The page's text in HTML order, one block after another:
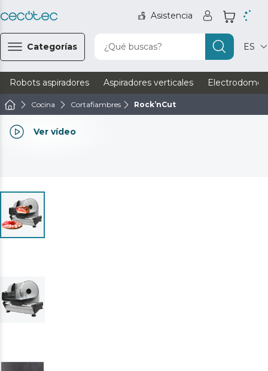
Asistencia
Categorías ¿Qué buscas? ES
Robots aspiradores Aspiradores verticales
Cocina Cortafiambres Rock’nCut
Ver vídeo